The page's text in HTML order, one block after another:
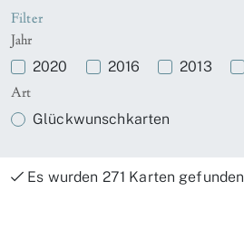
Filter
Jahr
2020 2016 2013
Art
Glückwunschkarten
Es wurden 271 Karten gefunden